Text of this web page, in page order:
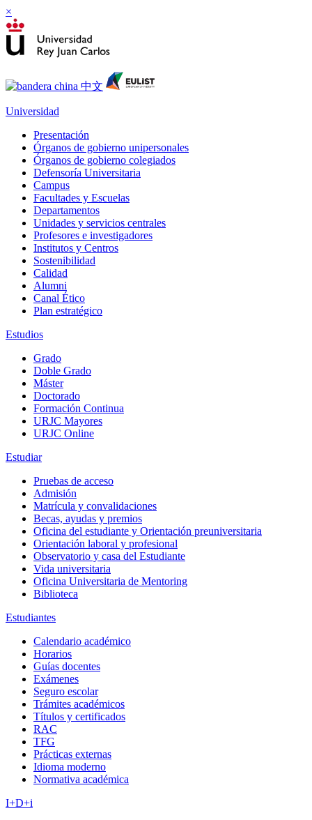
×
Universidad
Presentación
Órganos de gobierno unipersonales
Órganos de gobierno colegiados
Defensoría Universitaria
Campus
Facultades y Escuelas
Departamentos
Unidades y servicios centrales
Profesores e investigadores
Institutos y Centros
Sostenibilidad
Calidad
Alumni
Canal Ético
Plan estratégico
Estudios
Grado
Doble Grado
Máster
Doctorado
Formación Continua
URJC Mayores
URJC Online
Estudiar
Pruebas de acceso
Admisión
Matrícula y convalidaciones
Becas, ayudas y premios
Oficina del estudiante y Orientación preuniversitaria
Orientación laboral y profesional
Observatorio y casa del Estudiante
Vida universitaria
Oficina Universitaria de Mentoring
Biblioteca
Estudiantes
Calendario académico
Horarios
Guías docentes
Exámenes
Seguro escolar
Trámites académicos
Títulos y certificados
RAC
TFG
Prácticas externas
Idioma moderno
Normativa académica
I+D+i